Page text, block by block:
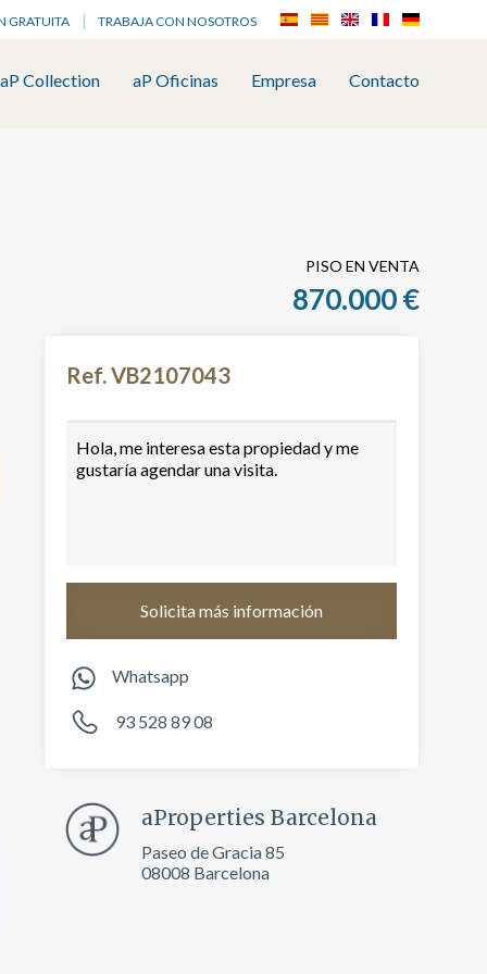
GRATUITA TRABAJA CON NOSOTROS
aP Collection aP Oficinas Empresa Contacto
PISO EN VENTA
870.000 €
Ref. VB2107043
Whatsapp
93 528 89 08
aProperties Barcelona
Paseo de Gracia 85
08008 Barcelona